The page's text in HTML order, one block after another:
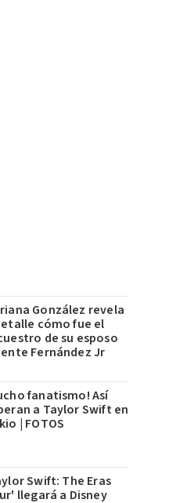
González revela
cómo fue el
de su esposo
Fernández Jr
fanatismo! Así
a Taylor Swift en
| FOTOS
Swift: The Eras
llegará a Disney